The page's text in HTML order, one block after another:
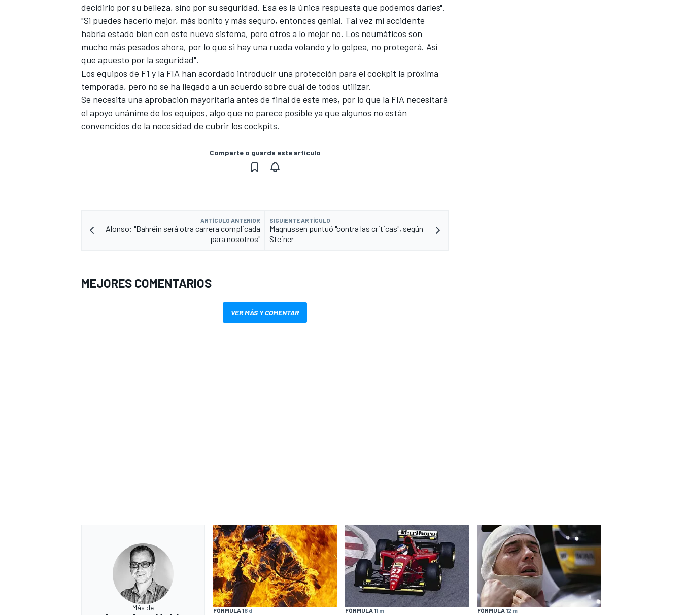
decidirlo por su belleza, sino por su seguridad. Esa es la única respuesta que podemos darles".
"Si puedes hacerlo mejor, más bonito y más seguro, entonces genial. Tal vez mi accidente
habría estado bien con este nuevo sistema, pero otros a lo mejor no. Los neumáticos son
mucho más pesados ahora, por lo que si hay una rueda volando y lo golpea, no protegerá. Así
que apuesto por la seguridad".
Los equipos de F1 y la FIA han acordado introducir una protección para el cockpit la próxima
temporada, pero no se ha llegado a un acuerdo sobre cuál de todos utilizar.
Se necesita una aprobación mayoritaria antes de final de este mes, por lo que la FIA necesitará
el apoyo unánime de los equipos, algo que no parece posible ya que algunos no están
convencidos de la necesidad de cubrir los cockpits.
Comparte o guarda este artículo
ARTÍCULO ANTERIOR
Alonso: "Bahréin será otra carrera complicada
para nosotros"
SIGUIENTE ARTÍCULO
Magnussen puntuó "contra las criticas", según
Steiner
MEJORES COMENTARIOS
VER MÁS Y COMENTAR
Más de FÓRMULA 18 d FÓRMULA 11 m FÓRMULA 12 m